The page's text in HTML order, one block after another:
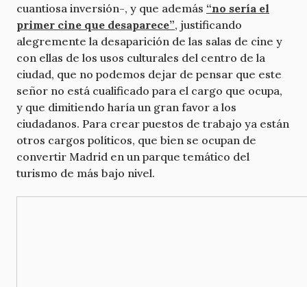
cuantiosa inversión-, y que además “no sería el
primer cine que desaparece”, justificando
alegremente la desaparición de las salas de cine y
con ellas de los usos culturales del centro de la
ciudad, que no podemos dejar de pensar que este
señor no está cualificado para el cargo que ocupa,
y que dimitiendo haría un gran favor a los
ciudadanos. Para crear puestos de trabajo ya están
otros cargos políticos, que bien se ocupan de
convertir Madrid en un parque temático del
turismo de más bajo nivel.